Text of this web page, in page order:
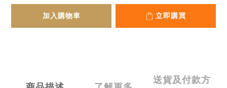
加入購物車 立即購買
送貨及付款方